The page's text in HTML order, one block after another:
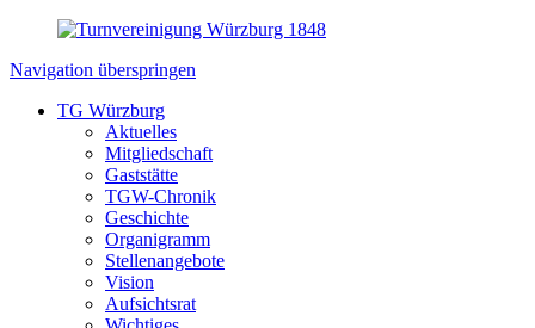
Navigation überspringen
TG Würzburg
Aktuelles
Mitgliedschaft
Gaststätte
TGW-Chronik
Geschichte
Organigramm
Stellenangebote
Vision
Aufsichtsrat